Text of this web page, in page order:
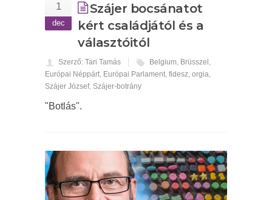
1
dec
Szájer bocsánatot
kért családjától és a
választóitól
Szerző: Tari Tamás Belgium, Brüsszel ,
Európai Néppárt, Európai Parlament, fidesz, orgia,
Szájer József, Szájer-botrány
"Botlás".